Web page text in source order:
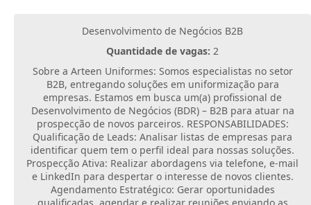
Desenvolvimento de Negócios B2B
Quantidade de vagas: 2
Sobre a Arteen Uniformes: Somos especialistas no setor
B2B, entregando soluções em uniformização para
empresas. Estamos em busca um(a) profissional de
Desenvolvimento de Negócios (BDR) – B2B para atuar na
prospecção de novos parceiros. RESPONSABILIDADES:
Qualificação de Leads: Analisar listas de empresas para
identificar quem tem o perfil ideal para nossas soluções.
Prospecção Ativa: Realizar abordagens via telefone, e-mail
e LinkedIn para despertar o interesse de novos clientes.
Agendamento Estratégico: Gerar oportunidades